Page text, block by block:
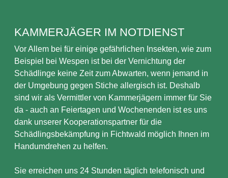
KAMMERJÄGER IM NOTDIENST
Vor Allem bei für einige gefährlichen Insekten, wie zum
Beispiel bei Wespen ist bei der Vernichtung der
Schädlinge keine Zeit zum Abwarten, wenn jemand in
der Umgebung gegen Stiche allergisch ist. Deshalb
sind wir als Vermittler von Kammerjägern immer für Sie
da - auch an Feiertagen und Wochenenden ist es uns
dank unserer Kooperationspartner für die
Schädlingsbekämpfung in Fichtwald möglich Ihnen im
Handumdrehen zu helfen.
Sie erreichen uns 24 Stunden täglich telefonisch und